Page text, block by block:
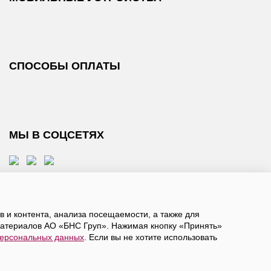
СПОСОБЫ ОПЛАТЫ
МЫ В СОЦСЕТЯХ
, даетесогласие на обработку персональных данных
контента, анализа посещаемости, а также для
АО «БНС Груп». Нажимая кнопку «Принять»
данных. Если вы не хотите использовать